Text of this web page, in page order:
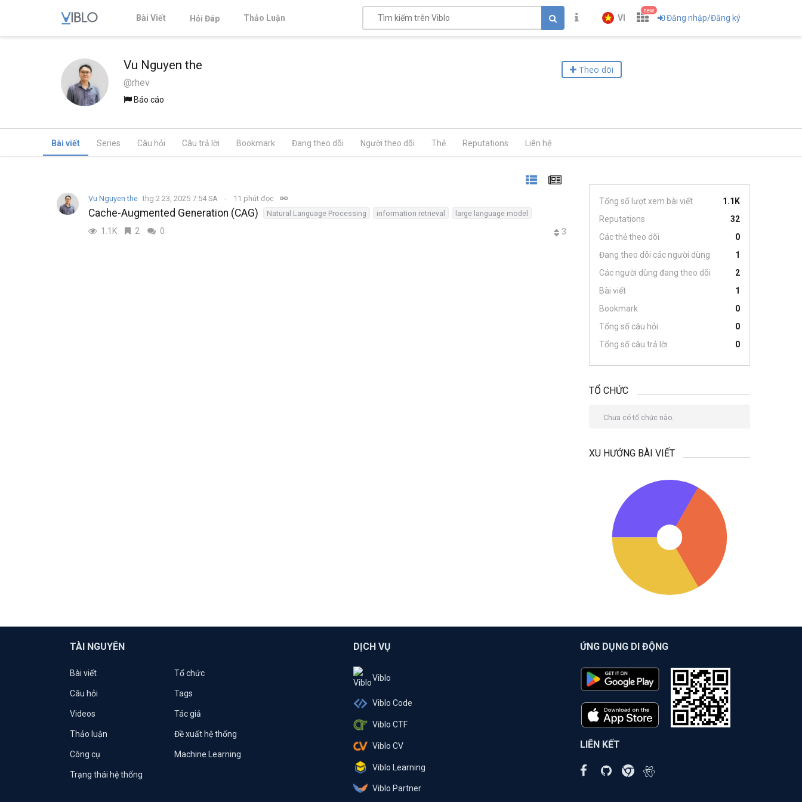
Bài Viết Hỏi Đáp Thảo Luận VI
new
Đăng nhập/Đăng ký
Vu Nguyen the
@rhev
Báo cáo
Theo dõi
Bài viết Series Câu hỏi Câu trả lời Bookmark Đang theo dõi Người theo dõi Thẻ Reputations Liên hệ
Vu Nguyen the thg 2 23, 2025 7:54 SA 11 phút đọc
Cache-Augmented Generation (CAG) Natural Language Processing information retrieval large language model
1.1K 2 0 3
Tổng số lượt xem bài viết
1.1K
Reputations
32
Các thẻ theo dõi
0
Đang theo dõi các người dùng
1
Các người dùng đang theo dõi
2
Bài viết
1
Bookmark
0
Tổng số câu hỏi
0
Tổng số câu trả lời
0
TỔ CHỨC
Chưa có tổ chức nào.
XU HƯỚNG BÀI VIẾT
TÀI NGUYÊN
Bài viết Tổ chức
Câu hỏi Tags
Videos Tác giả
Thảo luận Đề xuất hệ thống
Công cụ Machine Learning
Trạng thái hệ thống
DỊCH VỤ
Viblo
Viblo Code
Viblo CTF
Viblo CV
Viblo Learning
Viblo Partner
ỨNG DỤNG DI ĐỘNG
LIÊN KẾT